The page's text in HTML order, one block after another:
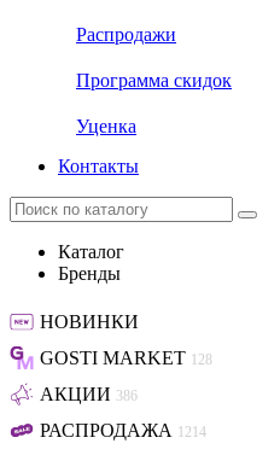
Распродажи
Программа скидок
Уценка
Контакты
Каталог
Бренды
НОВИНКИ
GOSTI MARKET 128
АКЦИИ 386
РАСПРОДАЖА 1214